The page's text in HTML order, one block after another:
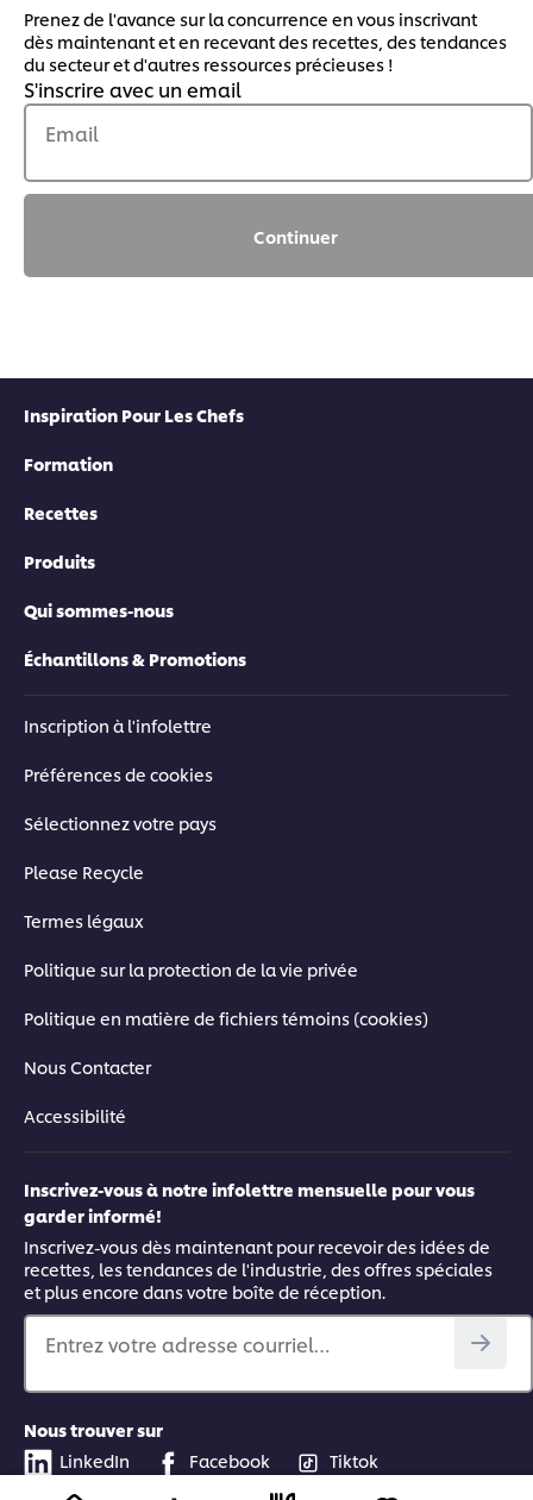
Prenez de l'avance sur la concurrence en vous inscrivant
dès maintenant et en recevant des recettes, des tendances
du secteur et d'autres ressources précieuses !
S'inscrire avec un email
Email
Continuer
Inspiration Pour Les Chefs
Formation
Recettes
Produits
Qui sommes-nous
Échantillons & Promotions
Inscription à l'infolettre
Préférences de cookies
Sélectionnez votre pays
Please Recycle
Termes légaux
Politique sur la protection de la vie privée
Politique en matière de fichiers témoins (cookies)
Nous Contacter
Accessibilité
Inscrivez-vous à notre infolettre mensuelle pour vous
garder informé!
Inscrivez-vous dès maintenant pour recevoir des idées de
recettes, les tendances de l'industrie, des offres spéciales
et plus encore dans votre boîte de réception.
Entrez votre adresse courriel…
Nous trouver sur
LinkedIn
Facebook
Tiktok